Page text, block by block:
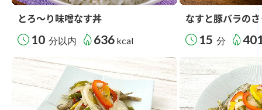
とろ～り味噌なす丼
10 分以内 636 kcal
なすと豚バラの
15 分